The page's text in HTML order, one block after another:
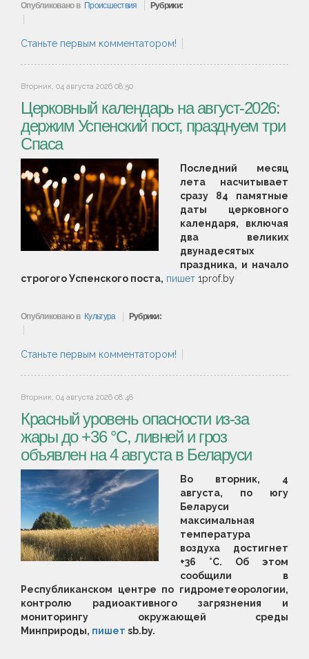
Опубликовано в Происшествия Рубрики:
Станьте первым комментатором!
Вторник, 04 августа 2026 08:50
Церковный календарь на август-2026:
держим Успенский пост, празднуем три
Спаса
Последний месяц
лета насчитывает
сразу 84 памятные
даты церковного
календаря, включая
два великих
двунадесятых
праздника, и начало
строгого Успенского поста, пишет 1prof.by
Опубликовано в Культура Рубрики:
Станьте первым комментатором!
Вторник, 04 августа 2026 08:48
Красный уровень опасности из-за
жары до +36 °С, ливней и гроз
объявлен на 4 августа в Беларуси
Во вторник, 4
августа, по югу
Беларуси
максимальная
температура
воздуха достигнет
+36 °С. Об этом
сообщили в
Республиканском центре по гидрометеорологии,
контролю радиоактивного загрязнения и
мониторингу окружающей среды
Минприроды, пишет sb.by.